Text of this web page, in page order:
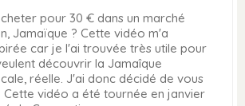
pour 30 € dans un marché
Jamaïque ? Cette vidéo m'a
car je l'ai trouvée très utile pour
découvrir la Jamaîque
réelle. J'ai donc décidé de vous
Cette vidéo a été tournée en janvier